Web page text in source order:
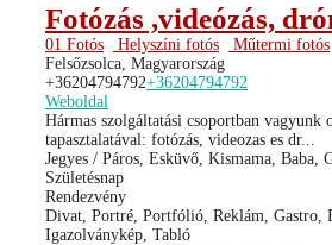
Fotózás ,videózás,
01 Fotós Helyszíni fotós
Műtermi fotós
Felsőzsolca, Magyarország
+36204794792+36204794792
Weboldal
Hármas szolgáltatási csoportban vagyunk
tapasztalatával: fotózás, videozas es dr...
Jegyes / Páros, Esküvő, Kismama, Baba,
Születésnap
Rendezvény
Divat, Portré, Portfólió, Reklám, Gastro,
Igazolványkép, Tabló